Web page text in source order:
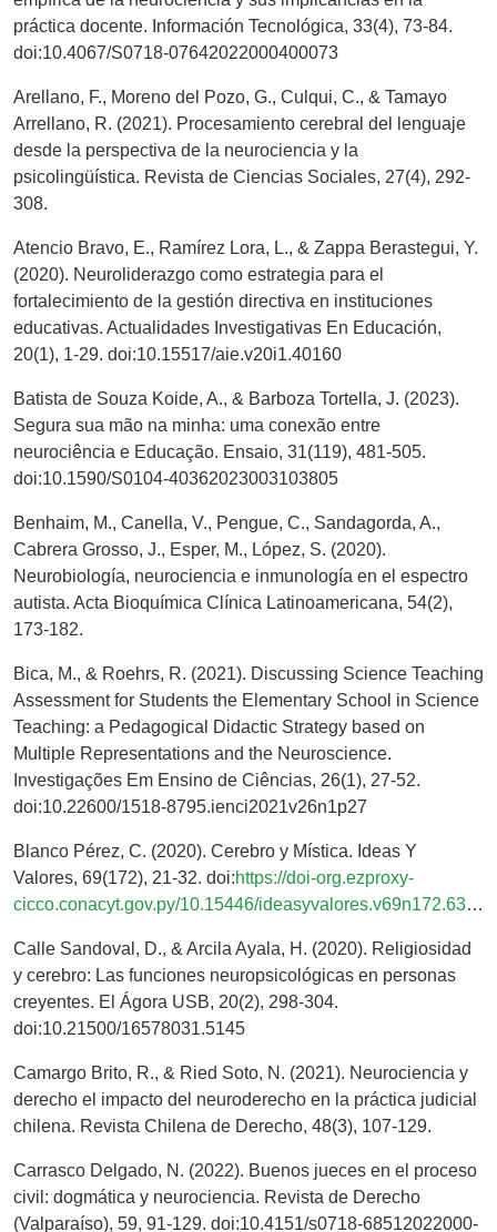
práctica docente. Información Tecnológica, 33(4), 73-84.
doi:10.4067/S0718-07642022000400073
Arellano, F., Moreno del Pozo, G., Culqui, C., & Tamayo
Arrellano, R. (2021). Procesamiento cerebral del lenguaje
desde la perspectiva de la neurociencia y la
psicolingüística. Revista de Ciencias Sociales, 27(4), 292-
308.
Atencio Bravo, E., Ramírez Lora, L., & Zappa Berastegui, Y.
(2020). Neuroliderazgo como estrategia para el
fortalecimiento de la gestión directiva en instituciones
educativas. Actualidades Investigativas En Educación,
20(1), 1-29. doi:10.15517/aie.v20i1.40160
Batista de Souza Koide, A., & Barboza Tortella, J. (2023).
Segura sua mão na minha: uma conexão entre
neurociência e Educação. Ensaio, 31(119), 481-505.
doi:10.1590/S0104-40362023003103805
Benhaim, M., Canella, V., Pengue, C., Sandagorda, A.,
Cabrera Grosso, J., Esper, M., López, S. (2020).
Neurobiología, neurociencia e inmunología en el espectro
autista. Acta Bioquímica Clínica Latinoamericana, 54(2),
173-182.
Bica, M., & Roehrs, R. (2021). Discussing Science Teaching
Assessment for Students the Elementary School in Science
Teaching: a Pedagogical Didactic Strategy based on
Multiple Representations and the Neuroscience.
Investigações Em Ensino de Ciências, 26(1), 27-52.
doi:10.22600/1518-8795.ienci2021v26n1p27
Blanco Pérez, C. (2020). Cerebro y Mística. Ideas Y
Valores, 69(172), 21-32. doi:https://doi-org.ezproxy-
cicco.conacyt.gov.py/10.15446/ideasyvalores.v69n172.63307
Calle Sandoval, D., & Arcila Ayala, H. (2020). Religiosidad
y cerebro: Las funciones neuropsicológicas en personas
creyentes. El Ágora USB, 20(2), 298-304.
doi:10.21500/16578031.5145
Camargo Brito, R., & Ried Soto, N. (2021). Neurociencia y
derecho el impacto del neuroderecho en la práctica judicial
chilena. Revista Chilena de Derecho, 48(3), 107-129.
Carrasco Delgado, N. (2022). Buenos jueces en el proceso
civil: dogmática y neurociencia. Revista de Derecho
(Valparaíso), 59, 91-129. doi:10.4151/s0718-68512022000-